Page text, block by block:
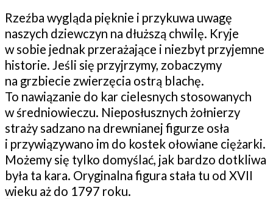
Rzeźba wygląda pięknie i przykuwa uwagę
naszych dziewczyn na dłuższą chwilę. Kryje
w sobie jednak przerażające i niezbyt przyjemne
historie. Jeśli się przyjrzymy, zobaczymy
na grzbiecie zwierzęcia ostrą blachę.
To nawiązanie do kar cielesnych stosowanych
w średniowieczu. Nieposłusznych żołnierzy
straży sadzano na drewnianej figurze osła
i przywiązywano im do kostek ołowiane ciężarki.
Możemy się tylko domyślać, jak bardzo dotkliwa
była ta kara. Oryginalna figura stała tu od XVII
wieku aż do 1797 roku.